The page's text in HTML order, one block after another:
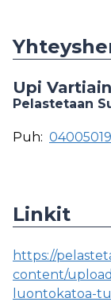
Upi
Pelastetaan
Puh:
Linkit
https://
content/
luontokatoa-